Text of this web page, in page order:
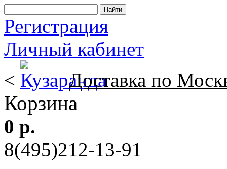
Регистрация
Личный кабинет
<
Доставка по
Корзина
0 р.
8(495)212-13-91